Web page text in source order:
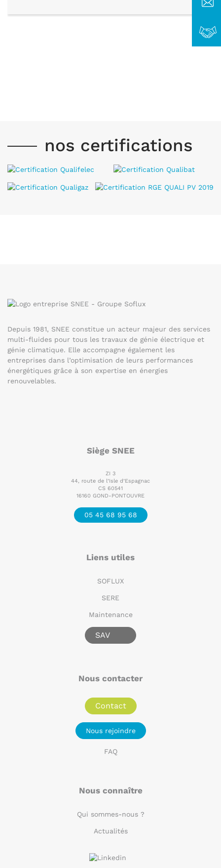
nos certifications
Depuis 1981, SNEE constitue un acteur majeur des services
multi-fluides pour tous les travaux de génie électrique et
génie climatique. Elle accompagne également les
entreprises dans l’optimisation de leurs performances
énergétiques grâce à son expertise en énergies
renouvelables.
Siège SNEE
ZI 3
44, route de l’Isle d’Espagnac
CS 60541
16160 GOND-PONTOUVRE
05 45 68 95 68
Liens utiles
SOFLUX
SERE
Maintenance
SAV
Nous contacter
Contact
Nous rejoindre
FAQ
Nous connaître
Qui sommes-nous ?
Actualités